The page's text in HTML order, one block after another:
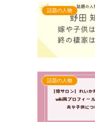
話題の人物
話題の人物